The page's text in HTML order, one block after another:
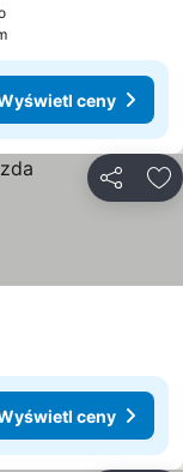
ceny
ceny